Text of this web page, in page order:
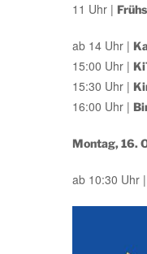
11 Uhr |
ab 14 Uhr |
15:00 Uhr |
15:30 Uhr |
16:00 Uhr |
Montag, 16.
ab 10:30 Uhr |